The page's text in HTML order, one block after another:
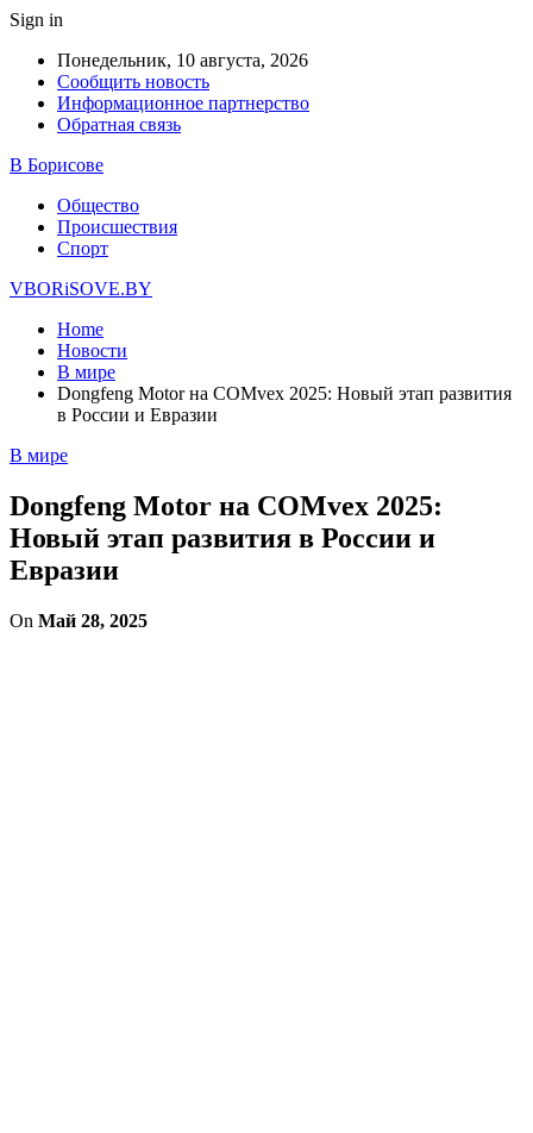
Sign in
Понедельник, 10 августа, 2026
Сообщить новость
Информационное партнерство
Обратная связь
В Борисове
Общество
Происшествия
Спорт
VBORiSOVE.BY
Home
Новости
В мире
Dongfeng Motor на COMvex 2025: Новый этап развития
в России и Евразии
В мире
Dongfeng Motor на COMvex 2025:
Новый этап развития в России и
Евразии
On Май 28, 2025